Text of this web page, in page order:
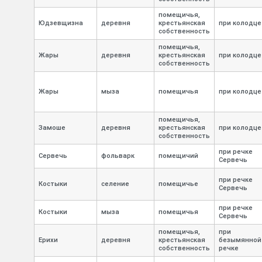
Юдзевщизна деревня
помещичья,
крестьянская
собственность
при колодце
Жары деревня
помещичья,
крестьянская
собственность
при колодце
Жары мыза помещичья при колодце
Замоше деревня
помещичья,
крестьянская
собственность
при колодце
Сервечь фольварк помещичий
при речке
Сервечь
Костыки селение помещичье
при речке
Сервечь
Костыки мыза помещичья
при речке
Сервечь
Ерихи деревня
помещичья,
крестьянская
собственность
при
безымянной
речке